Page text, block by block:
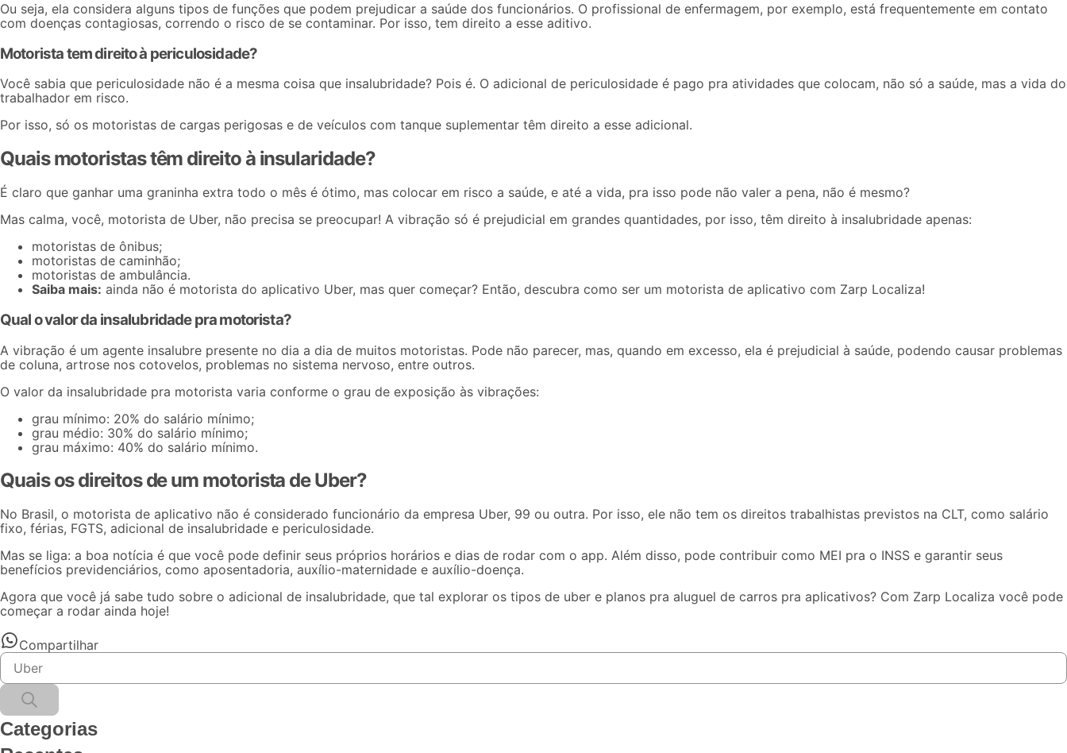
Ou seja, ela considera alguns tipos de funções que podem prejudicar a saúde dos funcionários. O profissional de enfermagem, por exemplo, está frequentemente em contato
com doenças contagiosas, correndo o risco de se contaminar. Por isso, tem direito a esse aditivo.
Motorista tem direito à periculosidade?
Você sabia que periculosidade não é a mesma coisa que insalubridade? Pois é. O adicional de periculosidade é pago pra atividades que colocam, não só a saúde, mas a vida do
trabalhador em risco.
Por isso, só os motoristas de cargas perigosas e de veículos com tanque suplementar têm direito a esse adicional.
Quais motoristas têm direito à insularidade?
É claro que ganhar uma graninha extra todo o mês é ótimo, mas colocar em risco a saúde, e até a vida, pra isso pode não valer a pena, não é mesmo?
Mas calma, você, motorista de Uber, não precisa se preocupar! A vibração só é prejudicial em grandes quantidades, por isso, têm direito à insalubridade apenas:
motoristas de ônibus;
motoristas de caminhão;
motoristas de ambulância.
Saiba mais: ainda não é motorista do aplicativo Uber, mas quer começar? Então, descubra como ser um motorista de aplicativo com Zarp Localiza!
Qual o valor da insalubridade pra motorista?
A vibração é um agente insalubre presente no dia a dia de muitos motoristas. Pode não parecer, mas, quando em excesso, ela é prejudicial à saúde, podendo causar problemas
de coluna, artrose nos cotovelos, problemas no sistema nervoso, entre outros.
O valor da insalubridade pra motorista varia conforme o grau de exposição às vibrações:
grau mínimo: 20% do salário mínimo;
grau médio: 30% do salário mínimo;
grau máximo: 40% do salário mínimo.
Quais os direitos de um motorista de Uber?
No Brasil, o motorista de aplicativo não é considerado funcionário da empresa Uber, 99 ou outra. Por isso, ele não tem os direitos trabalhistas previstos na CLT, como salário
fixo, férias, FGTS, adicional de insalubridade e periculosidade.
Mas se liga: a boa notícia é que você pode definir seus próprios horários e dias de rodar com o app. Além disso, pode contribuir como MEI pra o INSS e garantir seus
benefícios previdenciários, como aposentadoria, auxílio-maternidade e auxílio-doença.
Agora que você já sabe tudo sobre o adicional de insalubridade, que tal explorar os tipos de uber e planos pra aluguel de carros pra aplicativos? Com Zarp Localiza você pode
começar a rodar ainda hoje!
Compartilhar
Categorias